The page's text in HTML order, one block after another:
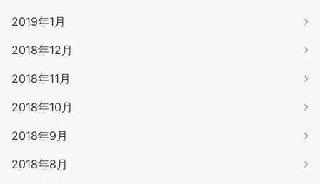
2019年1月
2018年12月
2018年11月
2018年10月
2018年9月
2018年8月